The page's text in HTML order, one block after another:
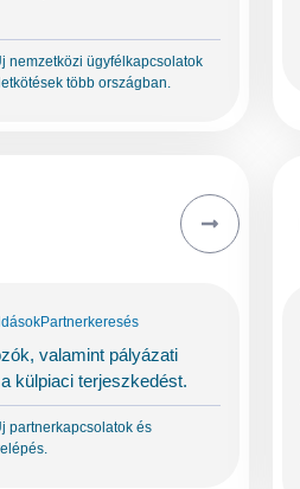
nemzetközi ügyfélkapcsolatok
több országban.
Partnerkeresés
valamint pályázati
külpiaci terjeszkedést.
partnerkapcsolatok és